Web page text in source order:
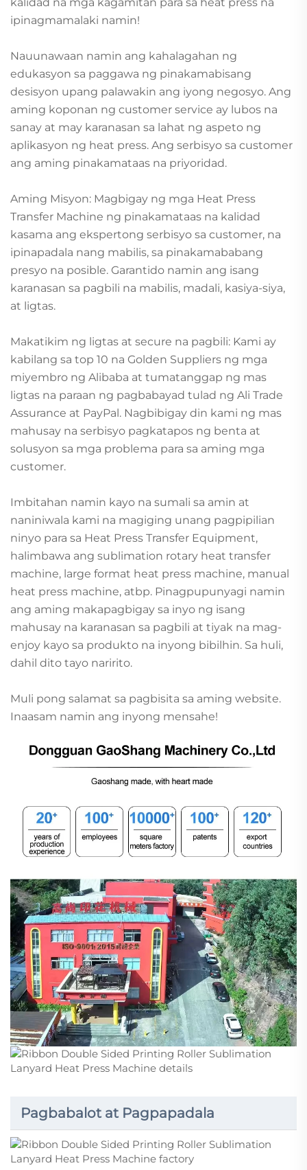
kalidad na mga kagamitan para sa heat press na
ipinagmamalaki namin!
Nauunawaan namin ang kahalagahan ng
edukasyon sa paggawa ng pinakamabisang
desisyon upang palawakin ang iyong negosyo. Ang
aming koponan ng customer service ay lubos na
sanay at may karanasan sa lahat ng aspeto ng
aplikasyon ng heat press. Ang serbisyo sa customer
ang aming pinakamataas na priyoridad.
Aming Misyon: Magbigay ng mga Heat Press
Transfer Machine ng pinakamataas na kalidad
kasama ang ekspertong serbisyo sa customer, na
ipinapadala nang mabilis, sa pinakamababang
presyo na posible. Garantido namin ang isang
karanasan sa pagbili na mabilis, madali, kasiya-siya,
at ligtas.
Makatikim ng ligtas at secure na pagbili: Kami ay
kabilang sa top 10 na Golden Suppliers ng mga
miyembro ng Alibaba at tumatanggap ng mas
ligtas na paraan ng pagbabayad tulad ng Ali Trade
Assurance at PayPal. Nagbibigay din kami ng mas
mahusay na serbisyo pagkatapos ng benta at
solusyon sa mga problema para sa aming mga
customer.
Imbitahan namin kayo na sumali sa amin at
naniniwala kami na magiging unang pagpipilian
ninyo para sa Heat Press Transfer Equipment,
halimbawa ang sublimation rotary heat transfer
machine, large format heat press machine, manual
heat press machine, atbp. Pinagpupunyagi namin
ang aming makapagbigay sa inyo ng isang
mahusay na karanasan sa pagbili at tiyak na mag-
enjoy kayo sa produkto na inyong bibilhin. Sa huli,
dahil dito tayo naririto.
Muli pong salamat sa pagbisita sa aming website.
Inaasam namin ang inyong mensahe!
Pagbabalot at Pagpapadala